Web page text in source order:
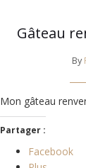
Gâteau
By
Mon gâteau
Partager :
Facebook